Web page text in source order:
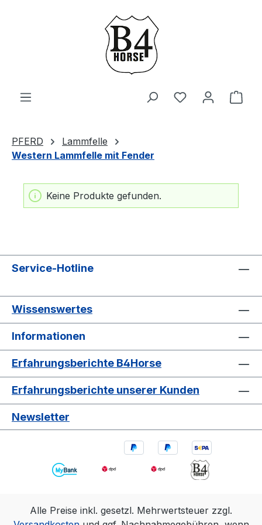
Zum Hauptinhalt springen
Du hast 0
PFERD
Lammfelle
Western Lammfelle mit Fender
Keine Produkte gefunden.
Service-Hotline
Wissenswertes
Informationen
Erfahrungsberichte B4Horse
Erfahrungsberichte unserer Kunden
Newsletter
Alle Preise inkl. gesetzl. Mehrwertsteuer zzgl.